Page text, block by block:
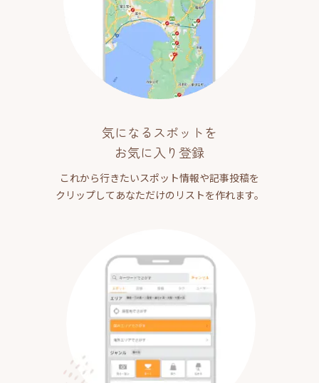
気になるスポットを
お気に入り登録
これから行きたいスポット情報や記事投稿を
クリップしてあなただけのリストを作れます。